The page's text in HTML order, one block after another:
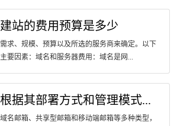
站的费用预算是多少
求、规模、预算以及所选的服务商来确定。以下
要因素：域名和服务器费用：域名是网...
据其部署方式和管理模式...
名邮箱、共享型邮箱和移动端邮箱等多种类型，